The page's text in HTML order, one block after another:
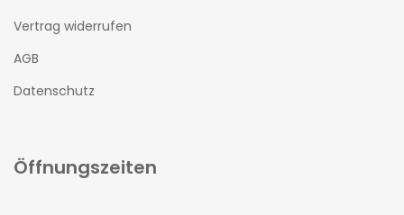
Vertrag widerrufen
AGB
Datenschutz
Öffnungszeiten